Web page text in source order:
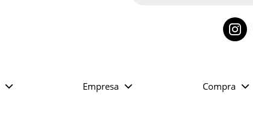
Empresa Compra
